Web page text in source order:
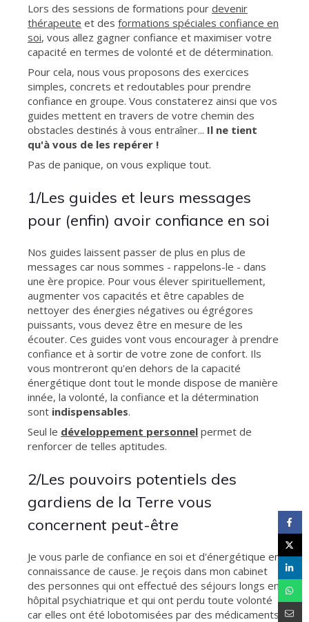
Lors des sessions de formations pour devenir
thérapeute et des formations spéciales confiance en
soi, vous allez gagner confiance et maximiser votre
capacité en termes de volonté et de détermination.
Pour cela, nous vous proposons des exercices
simples, concrets et redoutables pour prendre
confiance en groupe. Vous constaterez ainsi que vos
guides mettent en travers de votre chemin des
obstacles destinés à vous entraîner... Il ne tient
qu'à vous de les repérer !
Pas de panique, on vous explique tout.
1/Les guides et leurs messages
pour (enfin) avoir confiance en soi
Nos guides laissent passer de plus en plus de
messages car nous sommes - rappelons-le - dans
une ère propice. Pour vous élever spirituellement,
augmenter vos capacités et être capables de
nettoyer des énergies négatives ou égrégores
puissants, vous devez être en mesure de les
écouter. Ces guides vont vous encourager à prendre
confiance et à sortir de votre zone de confort. Ils
vous montreront qu'en dehors de la capacité
énergétique dont tout le monde dispose de manière
innée, la volonté, la confiance et la détermination
sont indispensables.
Seul le développement personnel permet de
renforcer de telles aptitudes.
2/Les pouvoirs potentiels des
gardiens de la Terre vous
concernent peut-être
Je vous parle de confiance en soi et d'énergétique en
connaissance de cause. Je reçois dans mon cabinet
des personnes qui ont effectué des séjours longs en
hôpital psychiatrique et qui ont perdu toute volonté
car elles ont été lobotomisées par des médicaments.